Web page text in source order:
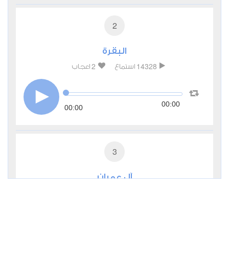
2
البقرة
14328 استماع 2 اعجاب
00:00 00:00
3
آل عمران